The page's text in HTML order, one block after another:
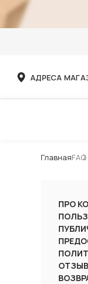
АДРЕСА
ГлавнаяFAQ
ПРО